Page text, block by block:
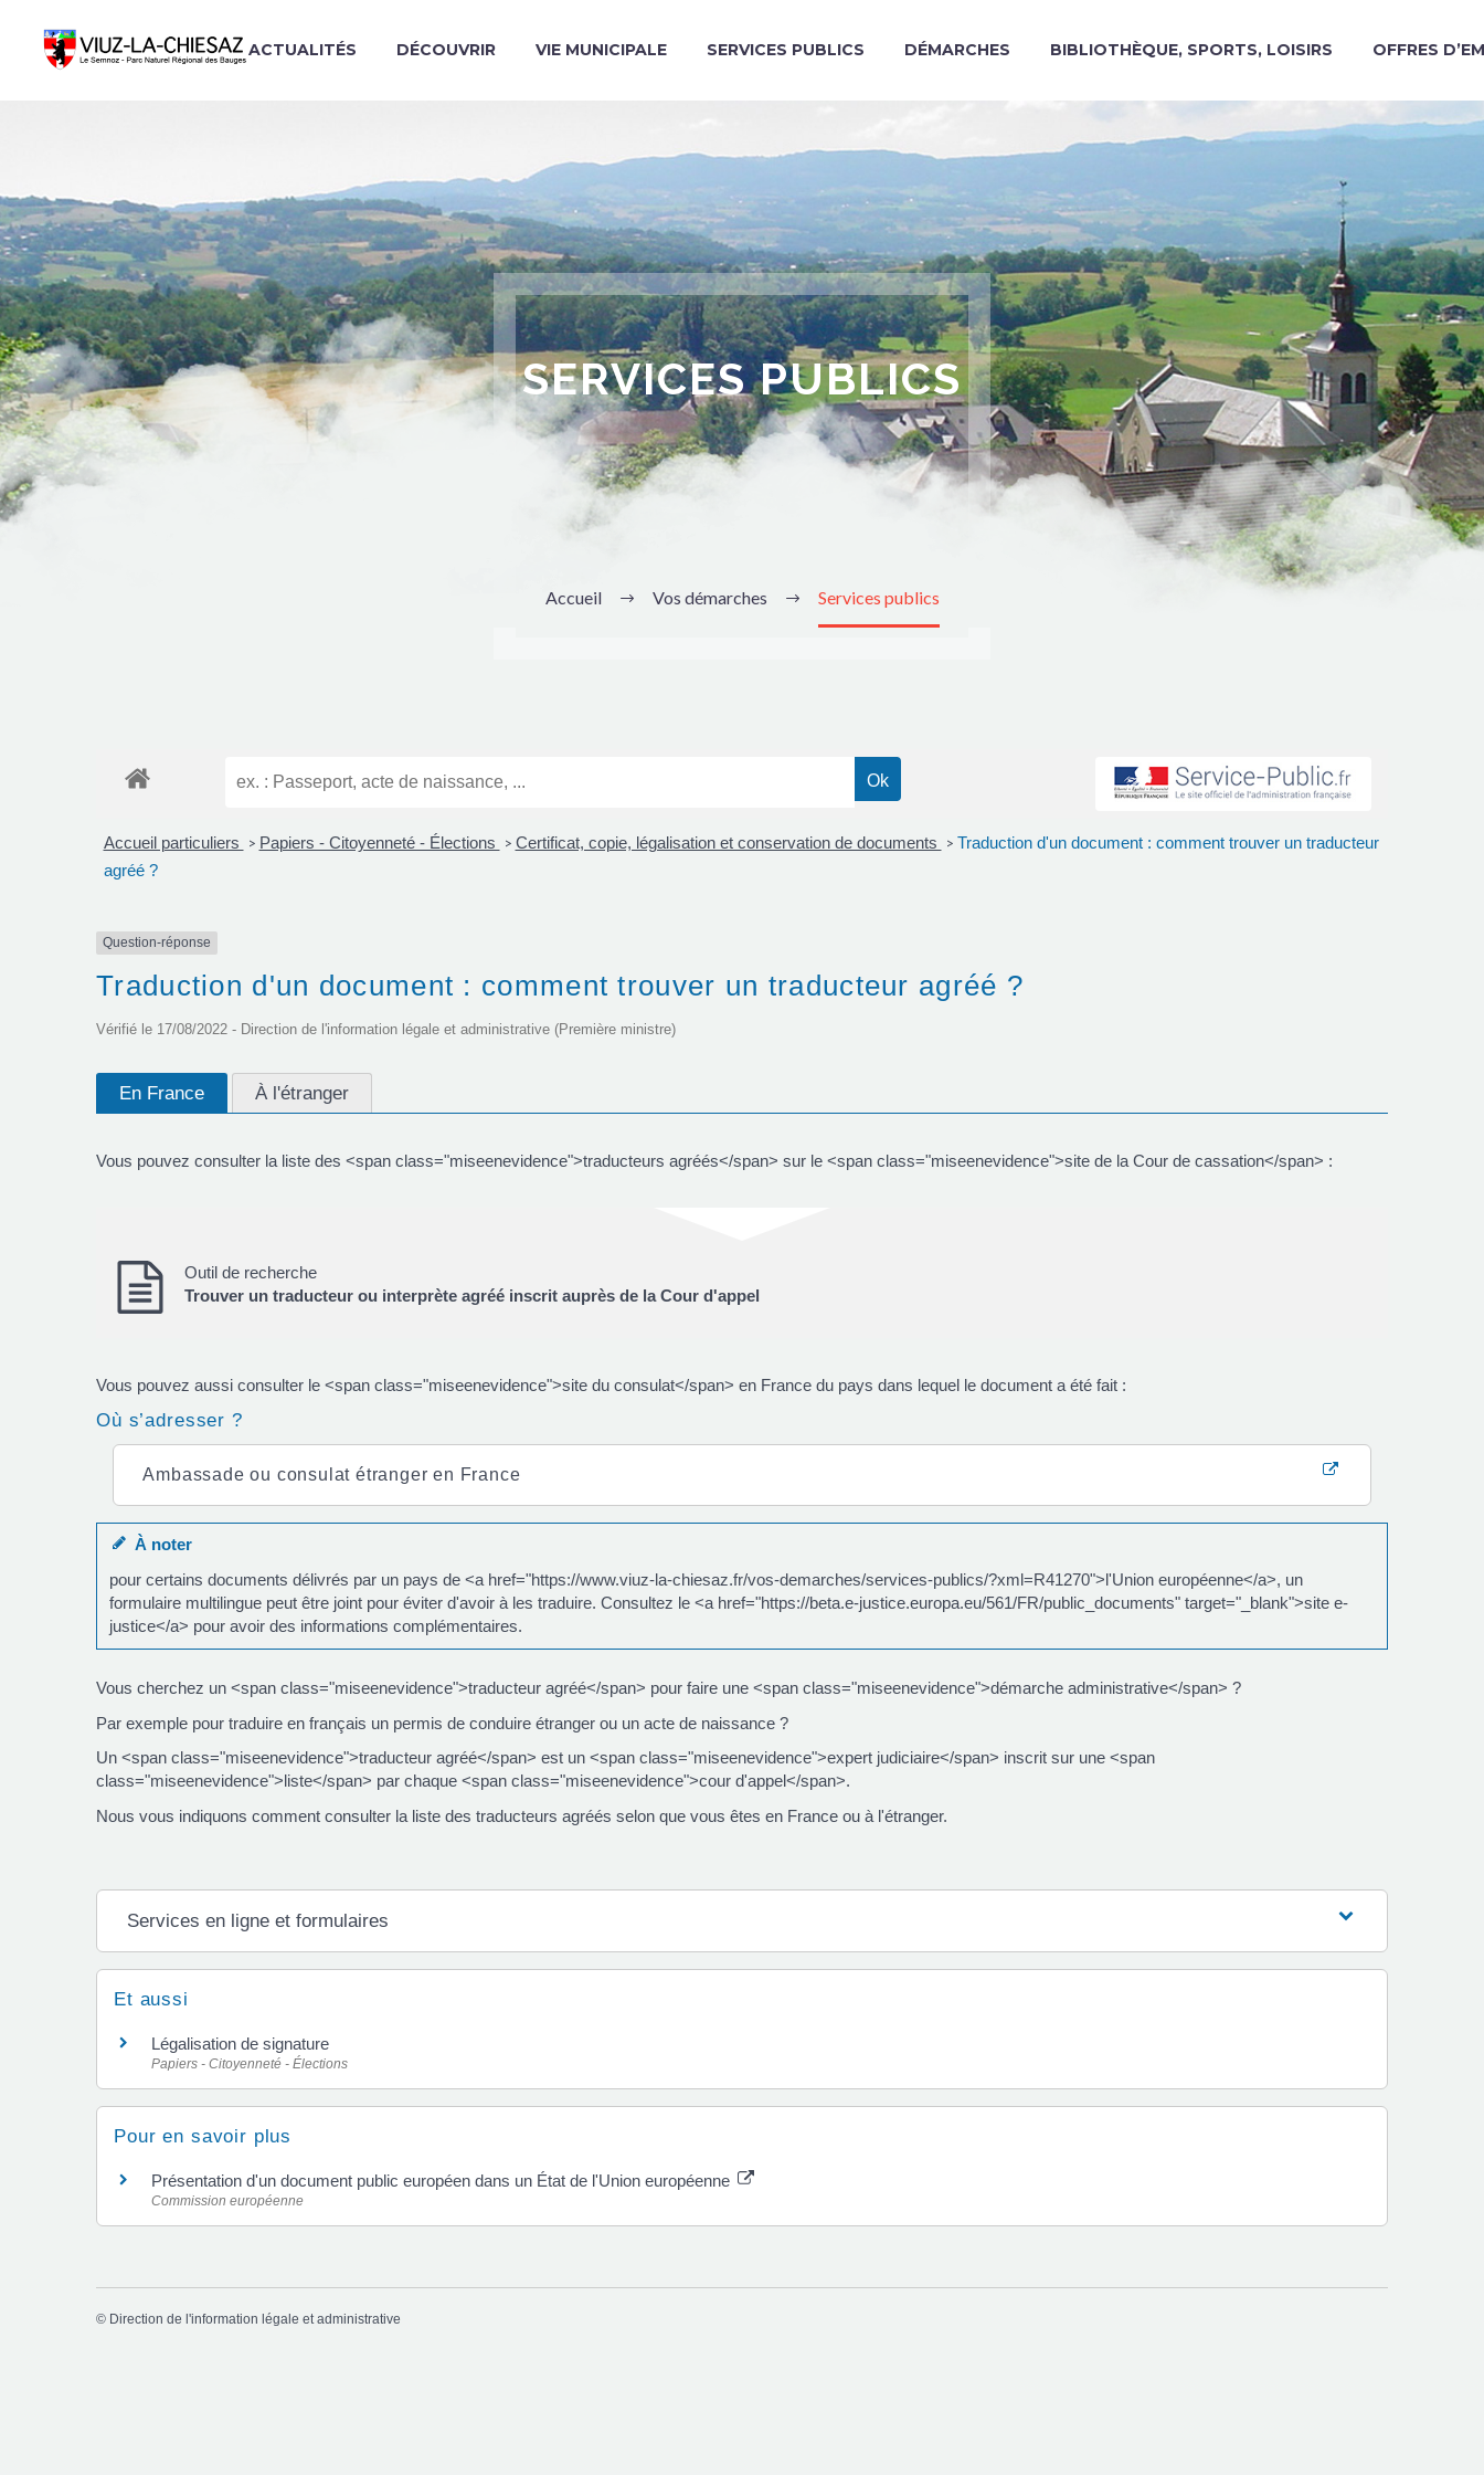
ACTUALITÉS DÉCOUVRIR VIE MUNICIPALE SERVICES PUBLICS DÉMARCHES BIBLIOTHÈQUE, SPORTS, LOISIRS OFFRES
SERVICES PUBLICS
Accueil Vos démarches Services publics
Accueil particuliers > Papiers - Citoyenneté - Élections > Certificat, copie, légalisation et conservation de documents > Traduction d'un document : comment trouver un traducteur
agréé ?
Question-réponse
Traduction d'un document : comment trouver un traducteur agréé ?
Vérifié le 17/08/2022 - Direction de l'information légale et administrative (Première ministre)
En France À l'étranger
Vous pouvez consulter la liste des <span class="miseenevidence">traducteurs agréés</span> sur le <span class="miseenevidence">site de la Cour de cassation</span> :
Outil de recherche
Trouver un traducteur ou interprète agréé inscrit auprès de la Cour d'appel
Vous pouvez aussi consulter le <span class="miseenevidence">site du consulat</span> en France du pays dans lequel le document a été fait :
Où s’adresser ?
Ambassade ou consulat étranger en France
À noter
pour certains documents délivrés par un pays de <a href="https://www.viuz-la-chiesaz.fr/vos-demarches/services-publics/?xml=R41270">l'Union européenne</a>, un
formulaire multilingue peut être joint pour éviter d'avoir à les traduire. Consultez le <a href="https://beta.e-justice.europa.eu/561/FR/public_documents" target="_blank">site e-
justice</a> pour avoir des informations complémentaires.
Vous cherchez un <span class="miseenevidence">traducteur agréé</span> pour faire une <span class="miseenevidence">démarche administrative</span> ?
Par exemple pour traduire en français un permis de conduire étranger ou un acte de naissance ?
Un <span class="miseenevidence">traducteur agréé</span> est un <span class="miseenevidence">expert judiciaire</span> inscrit sur une <span
class="miseenevidence">liste</span> par chaque <span class="miseenevidence">cour d'appel</span>.
Nous vous indiquons comment consulter la liste des traducteurs agréés selon que vous êtes en France ou à l'étranger.
Services en ligne et formulaires
Et aussi
Légalisation de signature
Papiers - Citoyenneté - Élections
Pour en savoir plus
Présentation d'un document public européen dans un État de l'Union européenne
Commission européenne
© Direction de l'information légale et administrative